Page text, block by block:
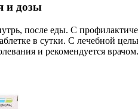
и дозы
после еды. С
в сутки. С лечебной
и рекомендуется врачом.